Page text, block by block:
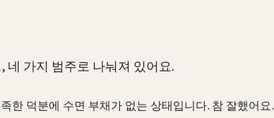
네 가지 범주로 나눠져 있어요.
한 덕분에 수면 부채가 없는 상태입니다. 참 잘했어요.